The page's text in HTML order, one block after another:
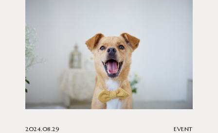
2024.08.29 EVENT